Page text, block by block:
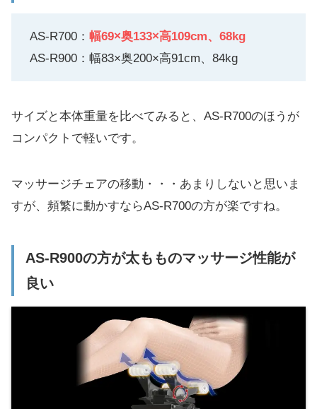
AS-R700： 幅69×奥133×高109cm、68kg
AS-R900：幅83×奥200×高91cm、84kg
サイズと本体重量を比べてみると、AS-R700のほうが
コンパクトで軽いです。
マッサージチェアの移動・・・あまりしないと思いま
すが、頻繁に動かすならAS-R700の方が楽ですね。
AS-R900の方が太もものマッサージ性能が
良い